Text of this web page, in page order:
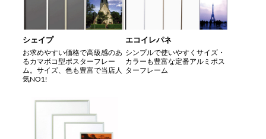
シェイプ
お求めやすい価格で高級感のあ
るカマボコ型ポスターフレー
ム。サイズ、色も豊富で当店人
気NO1!
エコイレパネ
シンプルで使いやすくサイズ・
カラーも豊富な定番アルミポス
ターフレーム